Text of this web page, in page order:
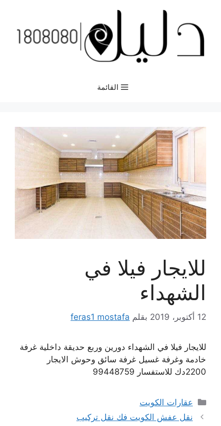
المحتوى
القائمة
للايجار فيلا في
الشهداء
12 أكتوبر، 2019 بقلم feras1 mostafa
للايجار فيلا في الشهداء دورين وربع حديقة داخلية غرفة
خادمة وغرفة غسيل غرفة سائق وحوش الايجار
2200دك للاستفسار 99448759
التصنيفات
عقارات الكويت
نقل عفش الكويت فك نقل تركيب